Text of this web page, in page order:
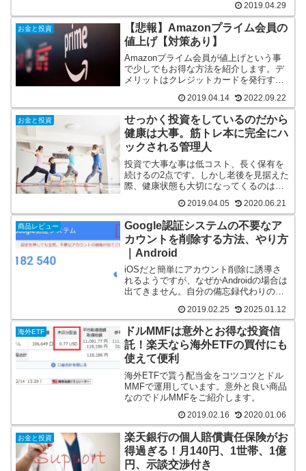
グ自体はめちゃくちゃオススメです。
2019.04.29
お金と投資
【悲報】Amazonプライム会員の
値上げ【対策あり】
Amazonプライム会員が値上げという事
で少しでもお得な方法を紹介します。デ
メリットはクレジットカードを発行す
用が出来ます。 2019.04.14 2022.09.22
お金と投資
せっかく投資をしているのだから
健康は大事。筋トレ本に完全にハ
ックされる管理人
投資で大事な事は低コスト、長く保有を
続けるの2点です。しかし老後を見据えた
際、健康状態も大切になってくるのは間
2019.04.05 2020.06.21
商品レビュー
Google認証システムの不要なア
カウントを削除する方法、やり方
｜Android
iOSだと簡単にアカウント削除に誘導さ
れるようですが、なぜかAndroidの場合は
出てきません。自分の備忘録代わりの記
2019.02.25 2025.01.12
海外ETF
ドルMMFは意外とお得な投資信
託！楽天なら海外ETFの買付にも
使えて便利
海外ETFで貰う配当金をコツコツとドル
MMFで運用しています。意外と良い商品
なのでドルMMFをご紹介します。
2019.02.16 2020.01.06
お金と投資
楽天銀行の個人賠償責任保険がお
得過ぎる！月140円、1世帯、1億
円、示談交渉付き